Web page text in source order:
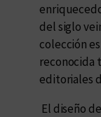
del siglo
colección
reconocida
editoriales
El diseño